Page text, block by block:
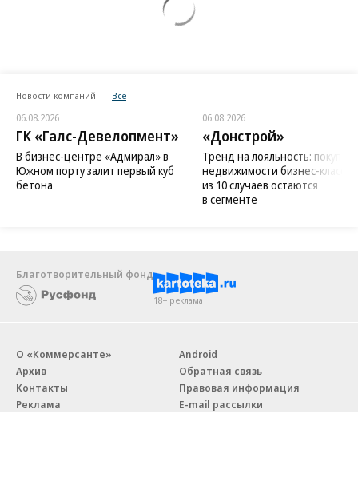
Новости компаний Все
06.08.2026
ГК «Галс-Девелопмент»
В бизнес-центре «Адмирал» в
Южном порту залит первый куб
бетона
06.08.2026
«Донстрой»
Тренд на лояльность:
недвижимости бизнес-класса
из 10 случаев остаются
в сегменте
Благотворительный фонд
18+ реклама
О «Коммерсанте»
Архив
Контакты
Реклама
Android
Обратная связь
Правовая информация
E-mail рассылки